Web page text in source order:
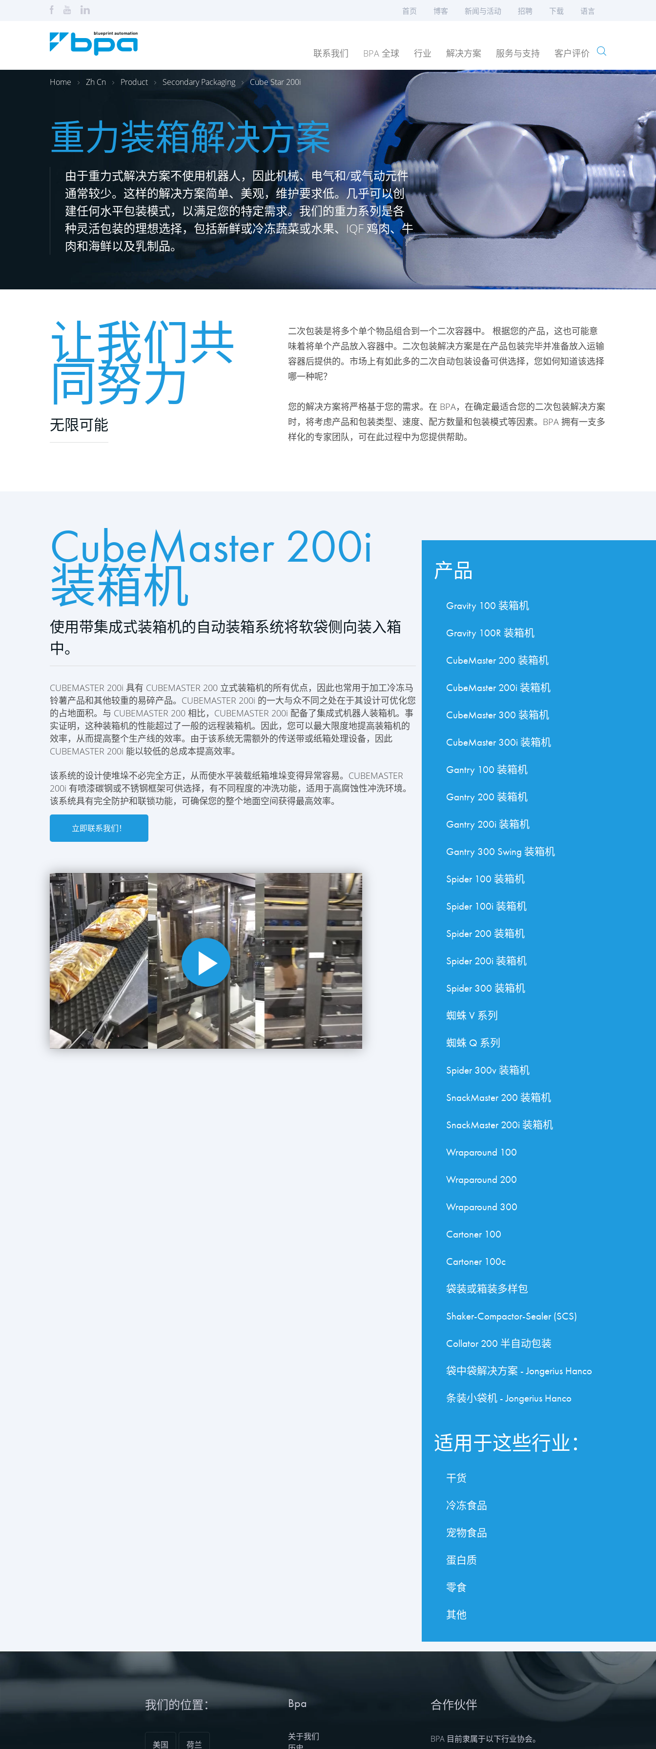
首页 博客 新闻与活动 招聘 下载 语言
联系我们 BPA 全球 行业 解决方案 服务与支持 客户评价
Home Zh Cn Product Secondary Packaging Cube Star 200i
重力装箱解决方案
由于重力式解决方案不使用机器人，因此机械、电气和/或气动元件
通常较少。这样的解决方案简单、美观，维护要求低。几乎可以创
建任何水平包装模式，以满足您的特定需求。我们的重力系列是各
种灵活包装的理想选择，包括新鲜或冷冻蔬菜或水果、IQF 鸡肉、牛
肉和海鲜以及乳制品。
让我们共
同努力
无限可能
二次包装是将多个单个物品组合到一个二次容器中。 根据您的产品，这也可能意
味着将单个产品放入容器中。二次包装解决方案是在产品包装完毕并准备放入运输
容器后提供的。市场上有如此多的二次自动包装设备可供选择，您如何知道该选择
哪一种呢？
您的解决方案将严格基于您的需求。在 BPA，在确定最适合您的二次包装解决方案
时，将考虑产品和包装类型、速度、配方数量和包装模式等因素。BPA 拥有一支多
样化的专家团队，可在此过程中为您提供帮助。
产品
Gravity 100 装箱机
Gravity 100R 装箱机
CubeMaster 200 装箱机
CubeMaster 200i 装箱机
CubeMaster 300 装箱机
CubeMaster 300i 装箱机
Gantry 100 装箱机
Gantry 200 装箱机
Gantry 200i 装箱机
Gantry 300 Swing 装箱机
Spider 100 装箱机
Spider 100i 装箱机
Spider 200 装箱机
Spider 200i 装箱机
Spider 300 装箱机
蜘蛛 V 系列
蜘蛛 Q 系列
Spider 300v 装箱机
SnackMaster 200 装箱机
SnackMaster 200i 装箱机
Wraparound 100
Wraparound 200
Wraparound 300
Cartoner 100
Cartoner 100c
袋装或箱装多样包
Shaker-Compactor-Sealer (SCS)
Collator 200 半自动包装
袋中袋解决方案 - Jongerius Hanco
条装小袋机 - Jongerius Hanco
适用于这些行业：
干货
冷冻食品
宠物食品
蛋白质
零食
其他
CubeMaster 200i
装箱机
使用带集成式装箱机的自动装箱系统将软袋侧向装入箱
中。
CUBEMASTER 200i 具有 CUBEMASTER 200 立式装箱机的所有优点，因此也常用于加工冷冻马
铃薯产品和其他较重的易碎产品。CUBEMASTER 200i 的一大与众不同之处在于其设计可优化您
的占地面积。与 CUBEMASTER 200 相比，CUBEMASTER 200i 配备了集成式机器人装箱机。事
实证明，这种装箱机的性能超过了一般的远程装箱机。因此，您可以最大限度地提高装箱机的
效率，从而提高整个生产线的效率。由于该系统无需额外的传送带或纸箱处理设备，因此
CUBEMASTER 200i 能以较低的总成本提高效率。
该系统的设计使堆垛不必完全方正，从而使水平装载纸箱堆垛变得异常容易。CUBEMASTER
200i 有喷漆碳钢或不锈钢框架可供选择，有不同程度的冲洗功能，适用于高腐蚀性冲洗环境。
该系统具有完全防护和联锁功能，可确保您的整个地面空间获得最高效率。
立即联系我们！
我们的位置：
美国 荷兰
Bpa
关于我们
合作伙伴
BPA 目前隶属于以下行业协会。